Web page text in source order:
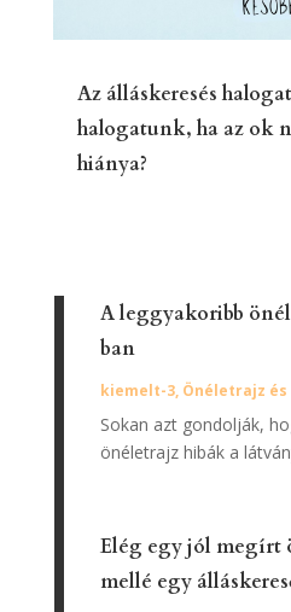
Az álláskeresés
halogatunk, ha az ok
hiánya?
A leggyakoribb
ban
kiemelt-3, Önéletrajz
Sokan azt gondolják,
önéletrajz hibák a
Elég egy jól megírt
mellé egy